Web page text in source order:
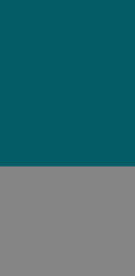
Толбухина, 2,